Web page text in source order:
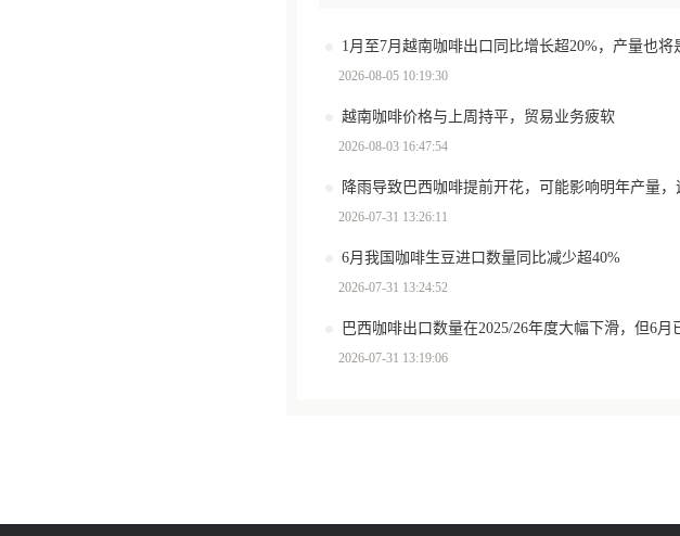
2026-08-05 10:19:30
越南咖啡价格与上周持平，贸易业务疲软
2026-08-03 16:47:54
2026-07-31 13:26:11
6月我国咖啡生豆进口数量同比减少超40%
2026-07-31 13:24:52
2026-07-31 13:19:06